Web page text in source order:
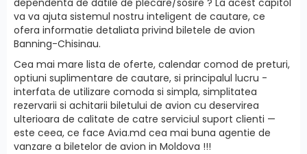
va va ajuta sistemul nostru inteligent de cautare, ce
ofera informatie detaliata privind biletele de avion
Banning-Chisinau.
Cea mai mare lista de oferte, calendar comod de preturi,
optiuni suplimentare de cautare, si principalul lucru -
interfatа de utilizare comoda si simpla, simplitatea
rezervarii si achitarii biletului de avion cu deservirea
ulterioara de calitate de catre serviciul suport clienti —
este ceea, ce face Avia.md cea mai buna agentie de
vanzare a biletelor de avion in Moldova !!!